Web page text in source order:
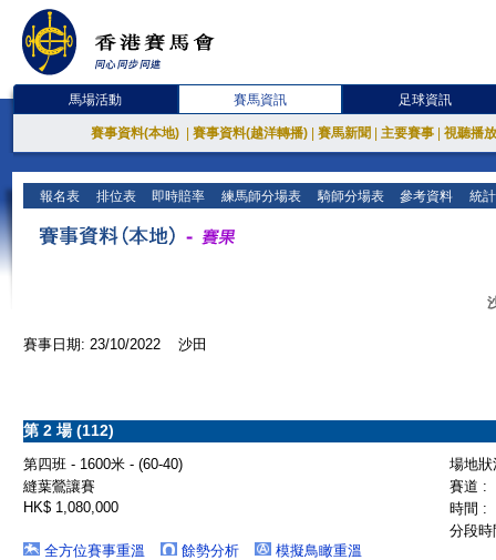
馬場活動 賽馬資訊 足球資訊
賽事資料(本地) 賽事資料(越洋轉播) 賽馬新聞 主要賽事 視聽播
報名表 排位表 即時賠率 練馬師分場表 騎師分場表 參考資料 統
賽事日期: 23/10/2022 沙田
第 2 場 (112)
第四班 - 1600米 - (60-40)
場地
縫葉鶯讓賽
賽道 :
HK$ 1,080,000
時間 :
分段
全方位賽事重溫
餘勢分析 模擬鳥瞰重溫